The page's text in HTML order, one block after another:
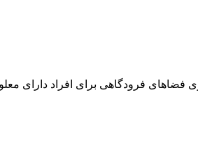
فرودگاهی برای افراد دارای